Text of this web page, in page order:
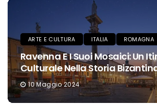
ARTE E CULTURA ITALIA ROMAGNA
Ravenna E I Suoi Mosaici: Un
Culturale Nella Storia
10 Maggio 2024